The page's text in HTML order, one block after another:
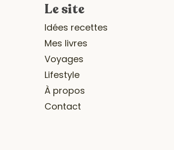
Le site
Idées recettes
Mes livres
Voyages
Lifestyle
À propos
Contact